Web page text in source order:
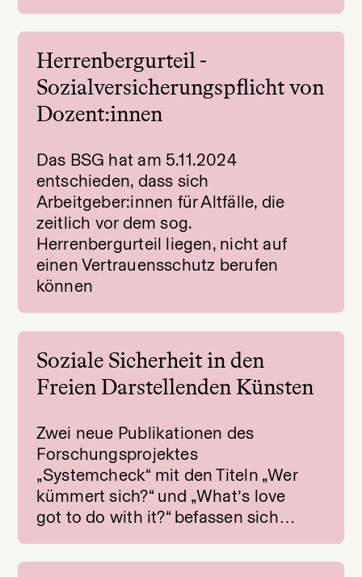
Herrenbergurteil -
Sozialversicherungspflicht von
Dozent:innen
Das BSG hat am 5.11.2024
entschieden, dass sich
Arbeitgeber:innen für Altfälle, die
zeitlich vor dem sog.
Herrenbergurteil liegen, nicht auf
einen Vertrauensschutz berufen
können⁠
Soziale Sicherheit in den
Freien Darstellenden Künsten
Zwei neue Publikationen des
Forschungsprojektes
„Systemcheck“ mit den Titeln „Wer
kümmert sich?“ und „What’s love
got to do with it?“ befassen sich…